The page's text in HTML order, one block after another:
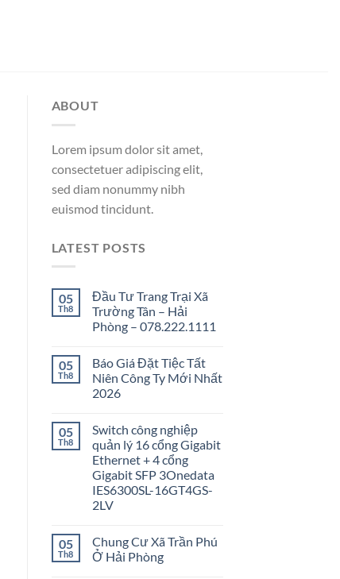
ABOUT
Lorem ipsum dolor sit amet,
consectetuer adipiscing elit,
sed diam nonummy nibh
euismod tincidunt.
LATEST POSTS
05
Th8
Đầu Tư Trang Trại Xã
Trường Tân – Hải
Phòng – 078.222.1111
05
Th8
Báo Giá Đặt Tiệc Tất
Niên Công Ty Mới Nhất
2026
05
Th8
Switch công nghiệp
quản lý 16 cổng Gigabit
Ethernet + 4 cổng
Gigabit SFP 3Onedata
IES6300SL-16GT4GS-
2LV
05
Th8
Chung Cư Xã Trần Phú
Ở Hải Phòng